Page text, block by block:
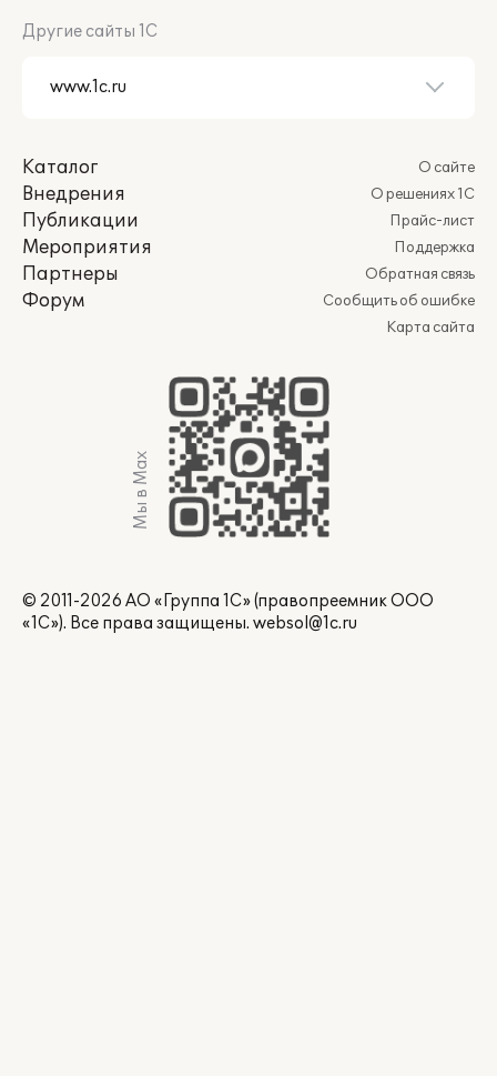
Другие сайты 1С
Каталог
Внедрения
Публикации
Мероприятия
Партнеры
Форум
О сайте
О решениях 1С
Прайс-лист
Поддержка
Обратная связь
Сообщить об ошибке
Карта сайта
Мы в Max
© 2011-2026 АО «Группа 1С» (правопреемник ООО
«1С»). Все права защищены. websol@1c.ru